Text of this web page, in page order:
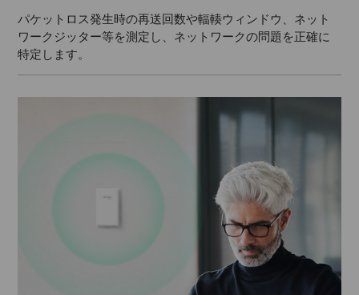
パケットロス発生時の再送回数や輻輳ウィンドウ、ネット
ワークジッター等を測定し、ネットワークの問題を正確に
特定します。